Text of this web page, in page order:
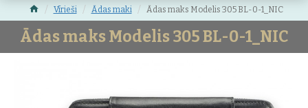
Vīrieši Ādas maki Ādas maks Modelis 305 BL-0-1_NIC
Ādas maks Modelis 305 BL-0-1_NIC